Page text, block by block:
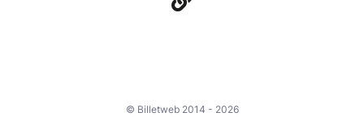
© Billetweb 2014 - 2026